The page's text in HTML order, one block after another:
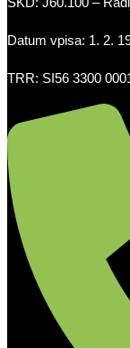
Datum vpisa: 1. 2.
TRR: SI56 3300